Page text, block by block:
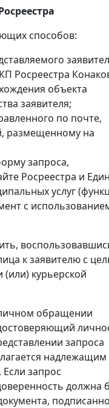
способов:
Росреестра
объекта
заявителя;
по почте,
размещенному на
запроса,
Росреестра и
услуг
с
к заявителю с
(или) курьерской
обращении
запроса
надлежащим
запрос
должна